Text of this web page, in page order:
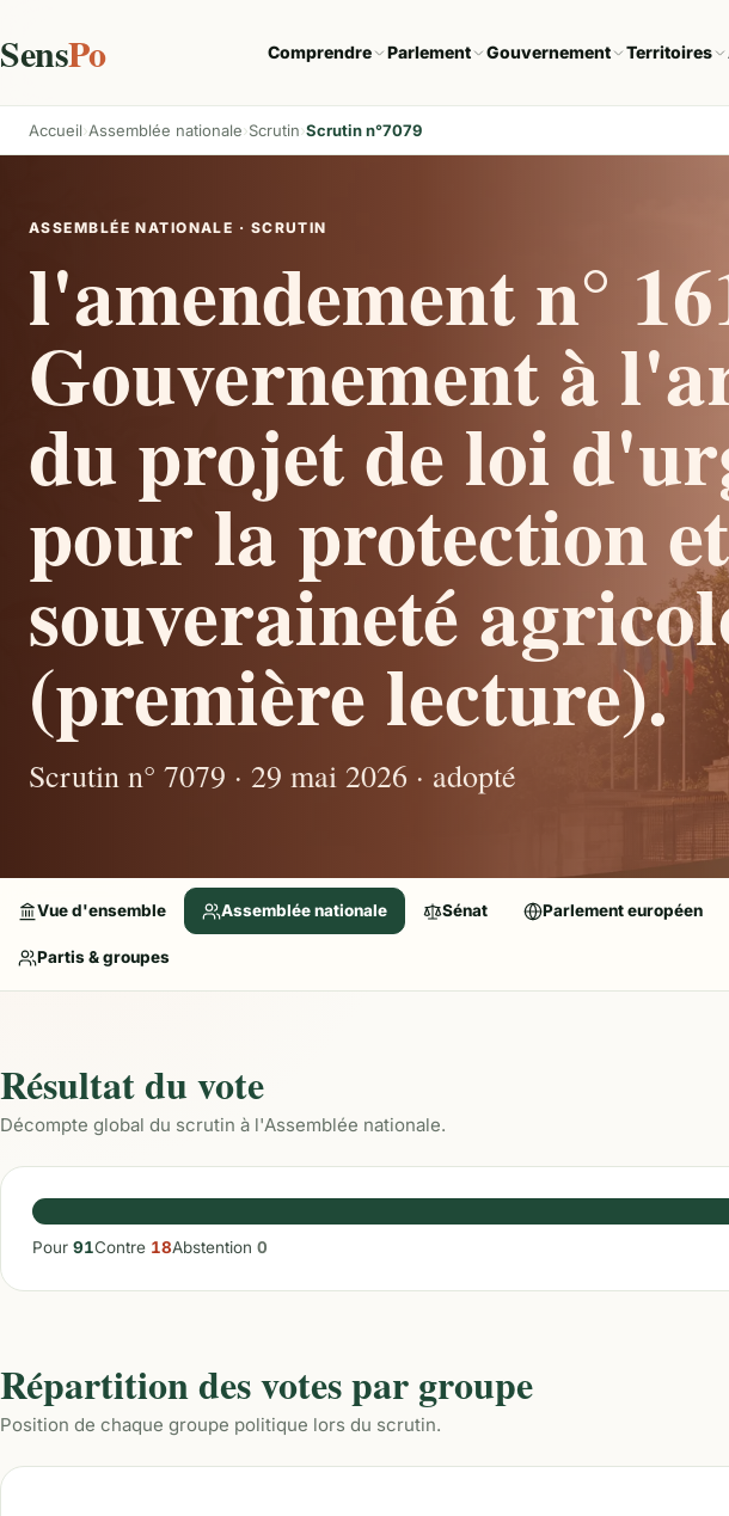
SensPo Comprendre Parlement Gouvernement Territoires
Accueil Assemblée nationale Scrutin Scrutin n°7079
ASSEMBLÉE NATIONALE · SCRUTIN
l'amendement n°
Gouvernement à
du projet de loi
pour la protection
souveraineté
(première lecture).
Scrutin n° 7079 · 29 mai 2026 · adopté
Vue d'ensemble Assemblée nationale Sénat Parlement européen
Partis & groupes
Résultat du vote
Décompte global du scrutin à l'Assemblée nationale.
Pour 91Contre 18Abstention 0
Répartition des votes par groupe
Position de chaque groupe politique lors du scrutin.